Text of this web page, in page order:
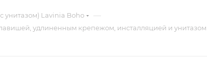
унитазом) Lavinia Boho —
удлиненным крепежом, инсталляцией и унитазом